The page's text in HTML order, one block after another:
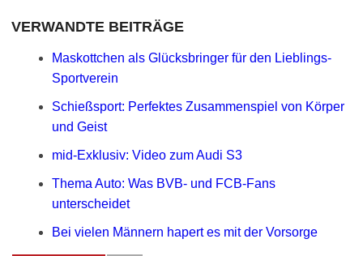
VERWANDTE BEITRÄGE
Maskottchen als Glücksbringer für den Lieblings-
Sportverein
Schießsport: Perfektes Zusammenspiel von Körper
und Geist
mid-Exklusiv: Video zum Audi S3
Thema Auto: Was BVB- und FCB-Fans
unterscheidet
Bei vielen Männern hapert es mit der Vorsorge